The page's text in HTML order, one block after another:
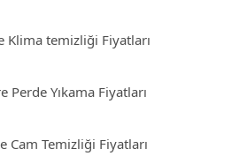
Klima temizliği Fiyatları
Perde Yıkama Fiyatları
Cam Temizliği Fiyatları